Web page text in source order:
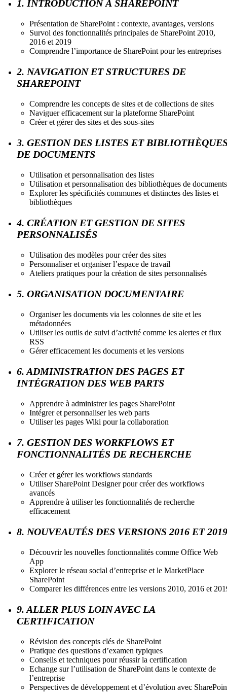
1. INTRODUCTION À SHAREPOINT
Présentation de SharePoint : contexte, avantages, versions
Survol des fonctionnalités principales de SharePoint 2010,
2016 et 2019
Comprendre l’importance de SharePoint pour les entreprises
2. NAVIGATION ET STRUCTURES DE
SHAREPOINT
Comprendre les concepts de sites et de collections de sites
Naviguer efficacement sur la plateforme SharePoint
Créer et gérer des sites et des sous-sites
3. GESTION DES LISTES ET
DE DOCUMENTS
Utilisation et personnalisation des listes
Utilisation et personnalisation des bibliothèques de documents
Explorer les spécificités communes et distinctes des listes et
bibliothèques
4. CRÉATION ET GESTION DE SITES
PERSONNALISÉS
Utilisation des modèles pour créer des sites
Personnaliser et organiser l’espace de travail
Ateliers pratiques pour la création de sites personnalisés
5. ORGANISATION DOCUMENTAIRE
Organiser les documents via les colonnes de site et les
métadonnées
Utiliser les outils de suivi d’activité comme les alertes et flux
RSS
Gérer efficacement les documents et les versions
6. ADMINISTRATION DES PAGES ET
INTÉGRATION DES WEB PARTS
Apprendre à administrer les pages SharePoint
Intégrer et personnaliser les web parts
Utiliser les pages Wiki pour la collaboration
7. GESTION DES WORKFLOWS ET
FONCTIONNALITÉS DE RECHERCHE
Créer et gérer les workflows standards
Utiliser SharePoint Designer pour créer des workflows
avancés
Apprendre à utiliser les fonctionnalités de recherche
efficacement
8. NOUVEAUTÉS DES VERSIONS 2016 ET 2019
Découvrir les nouvelles fonctionnalités comme Office Web
App
Explorer le réseau social d’entreprise et le MarketPlace
SharePoint
Comparer les différences entre les versions 2010, 2016 et
9. ALLER PLUS LOIN AVEC LA
CERTIFICATION
Révision des concepts clés de SharePoint
Pratique des questions d’examen typiques
Conseils et techniques pour réussir la certification
Echange sur l’utilisation de SharePoint dans le contexte de
l’entreprise
Perspectives de développement et d’évolution avec